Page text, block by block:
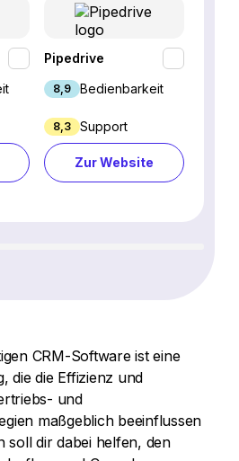
Pipedrive
8,9 Bedienbarkeit
8,3 Support
Zur Website
CRM-Software ist eine
die die Effizienz und
und
maßgeblich beeinflussen
soll dir dabei helfen, den